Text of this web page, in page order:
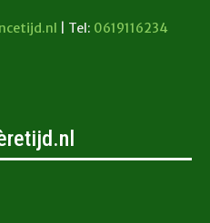
| Tel: 0619116234